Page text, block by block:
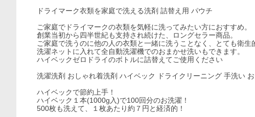
ドライマーク衣類を家庭で洗える洗剤 詰替え用 パウチ
ご家庭でドライマークの衣類を気軽に洗ってみたい方におすすめ。
創業当初から四半世紀も支持され続けた、ロングセラー商品。
ご家庭で洗うのに他の人の衣類と一緒に洗うことなく、とても衛生
洗濯ネットに入れて全自動洗濯機でのおまかせ洗いもできます。
ハイベックゼロドライのボトルに詰替えてご使用ください
洗濯洗剤 おしゃれ着洗剤 ハイベック ドライクリーニング 手洗い
ハイベックで節約上手！
ハイベック１本(1000g入)で100回分のお洗濯！
500枚も洗えて、１枚あたり約７円と経済的！